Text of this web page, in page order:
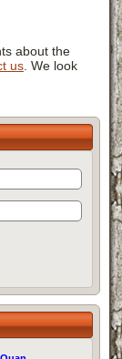
about the
us . We look